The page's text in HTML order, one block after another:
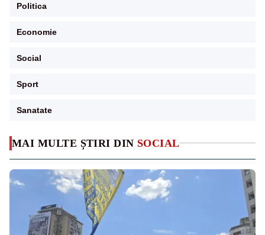
MAI MULTE ȘTIRI DIN SOCIAL
Politica
Economie
Social
Sport
Sanatate